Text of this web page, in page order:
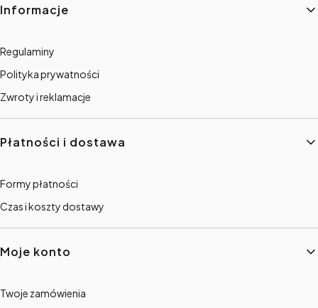
Informacje
Regulaminy
Polityka prywatności
Zwroty i reklamacje
Płatności i dostawa
Formy płatności
Czas i koszty dostawy
Moje konto
Twoje zamówienia